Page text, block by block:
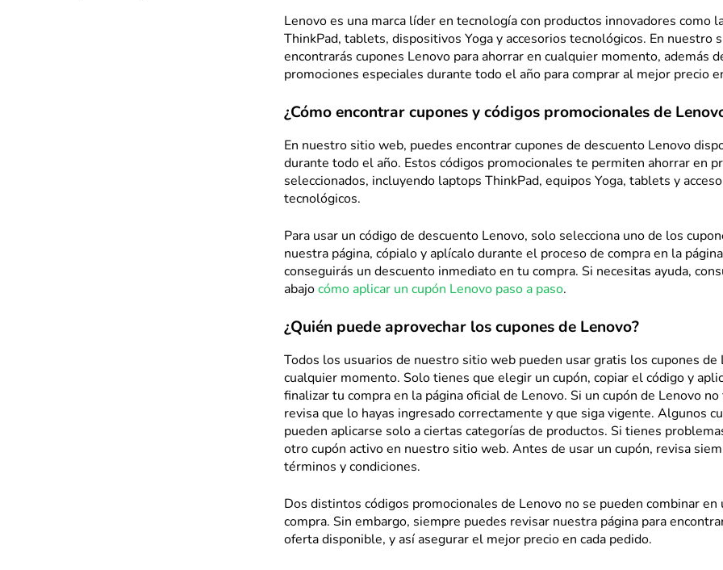
Lenovo es una marca líder en tecnología con productos innovadores como
ThinkPad, tablets, dispositivos Yoga y accesorios tecnológicos. En nuestro
encontrarás cupones Lenovo para ahorrar en cualquier momento, además
promociones especiales durante todo el año para comprar al mejor precio
¿Cómo encontrar cupones y códigos promocionales de
En nuestro sitio web, puedes encontrar cupones de descuento Lenovo
durante todo el año. Estos códigos promocionales te permiten ahorrar en
seleccionados, incluyendo laptops ThinkPad, equipos Yoga, tablets y
tecnológicos.
Para usar un código de descuento Lenovo, solo selecciona uno de los
nuestra página, cópialo y aplícalo durante el proceso de compra en la
conseguirás un descuento inmediato en tu compra. Si necesitas ayuda,
abajo cómo aplicar un cupón Lenovo paso a paso.
¿Quién puede aprovechar los cupones de Lenovo?
Todos los usuarios de nuestro sitio web pueden usar gratis los cupones de
cualquier momento. Solo tienes que elegir un cupón, copiar el código y
finalizar tu compra en la página oficial de Lenovo. Si un cupón de Lenovo no
revisa que lo hayas ingresado correctamente y que siga vigente. Algunos
pueden aplicarse solo a ciertas categorías de productos. Si tienes
otro cupón activo en nuestro sitio web. Antes de usar un cupón, revisa
términos y condiciones.
Dos distintos códigos promocionales de Lenovo no se pueden combinar en
compra. Sin embargo, siempre puedes revisar nuestra página para
oferta disponible, y así asegurar el mejor precio en cada pedido.